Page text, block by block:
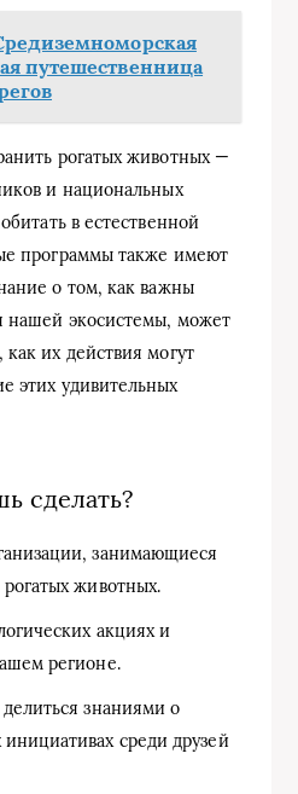
путешественница
рогатых животных —
и национальных
в естественной
программы также имеют
о том, как важны
нашей экосистемы, может
их действия могут
этих удивительных
сделать?
занимающиеся
животных.
акциях и
регионе.
знаниями о
среди друзей